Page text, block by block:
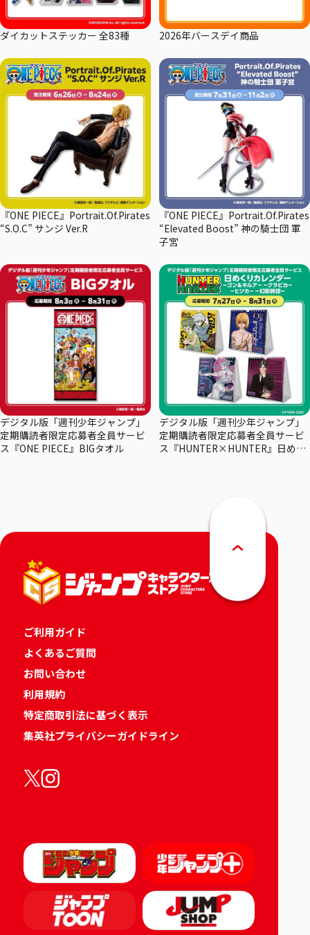
ダイカットステッカー 全83種 2026年バースデイ商品
『ONE PIECE』Portrait.Of.Pirates
“S.O.C” サンジ Ver.R
『ONE PIECE』Portrait.Of.Pirates
“Elevated Boost” 神の騎士団 軍
子宮
デジタル版「週刊少年ジャンプ」
定期購読者限定応募者全員サービ
ス『ONE PIECE』BIGタオル
デジタル版「週刊少年ジャンプ」
定期購読者限定応募者全員サービ
ス『HUNTER×HUNTER』日めく
ご利用ガイド
よくあるご質問
お問い合わせ
利用規約
特定商取引法に基づく表示
集英社プライバシーガイドライン